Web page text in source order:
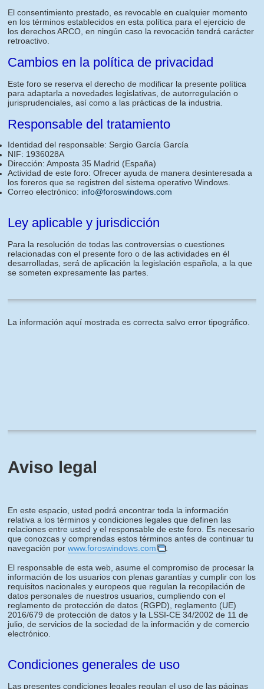
El consentimiento prestado, es revocable en cualquier momento
en los términos establecidos en esta política para el ejercicio de
los derechos ARCO, en ningún caso la revocación tendrá carácter
retroactivo.
Cambios en la política de privacidad
Este foro se reserva el derecho de modificar la presente política
para adaptarla a novedades legislativas, de autorregulación o
jurisprudenciales, así como a las prácticas de la industria.
Responsable del tratamiento
Identidad del responsable: Sergio García García
NIF: 1936028A
Dirección: Amposta 35 Madrid (España)
Actividad de este foro: Ofrecer ayuda de manera desinteresada a
los foreros que se registren del sistema operativo Windows.
Correo electrónico: info@foroswindows.com
Ley aplicable y jurisdicción
Para la resolución de todas las controversias o cuestiones
relacionadas con el presente foro o de las actividades en él
desarrolladas, será de aplicación la legislación española, a la que
se someten expresamente las partes.
La información aquí mostrada es correcta salvo error tipográfico.
Aviso legal
En este espacio, usted podrá encontrar toda la información
relativa a los términos y condiciones legales que definen las
relaciones entre usted y el responsable de este foro. Es necesario
que conozcas y comprendas estos términos antes de continuar tu
navegación por www.foroswindows.com
El responsable de esta web, asume el compromiso de procesar la
información de los usuarios con plenas garantías y cumplir con los
requisitos nacionales y europeos que regulan la recopilación de
datos personales de nuestros usuarios, cumpliendo con el
reglamento de protección de datos (RGPD), reglamento (UE)
2016/679 de protección de datos y la LSSI-CE 34/2002 de 11 de
julio, de servicios de la sociedad de la información y de comercio
electrónico.
Condiciones generales de uso
Las presentes condiciones legales regulan el uso de las páginas